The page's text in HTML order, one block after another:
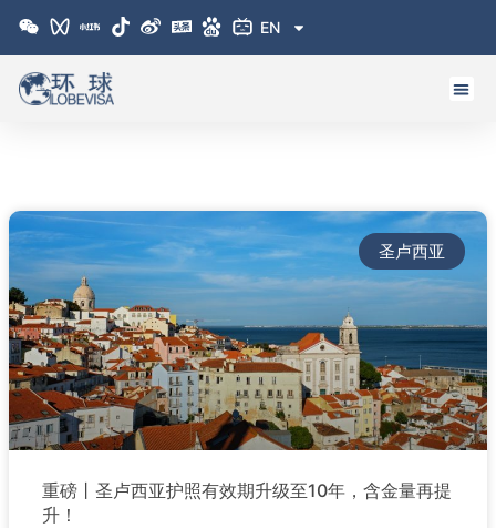
EN
圣卢西亚
重磅丨圣卢西亚护照有效期升级至10年，含金量再提
升！